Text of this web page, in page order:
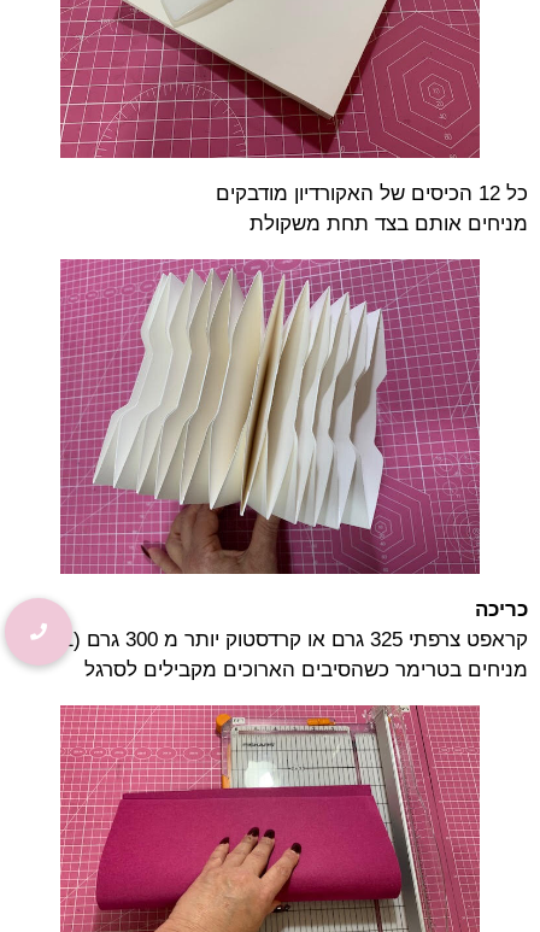
כל 12 הכיסים של האקורדיון מודבקים
מניחים אותם בצד תחת משקולת
כריכה
קראפט צרפתי 325 גרם או קרדסטוק יותר מ 300 גרם (1)
מניחים בטרימר כשהסיבים הארוכים מקבילים לסרגל